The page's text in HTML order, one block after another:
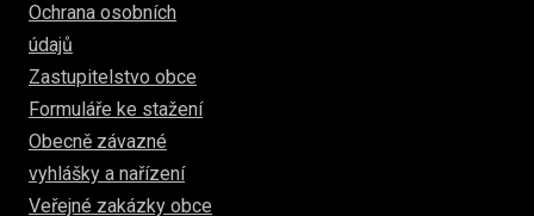
Ochrana osobních
údajů
Zastupitelstvo obce
Formuláře ke stažení
Obecně závazné
vyhlášky a nařízení
Veřejné zakázky obce